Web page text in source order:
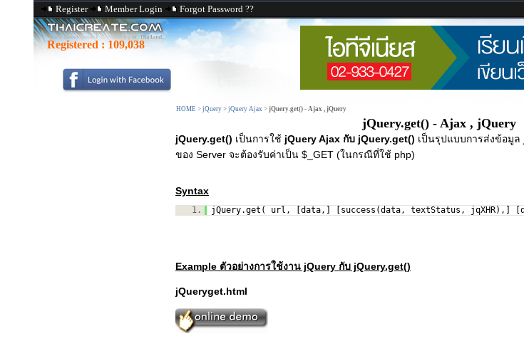
Register Member Login Forgot Password ??
Registered : 109,038
HOME > jQuery > jQuery Ajax > jQuery.get() - Ajax , jQuery
jQuery.get() - Ajax , jQuery
jQuery.get() เป็นการใช้ jQuery Ajax กับ jQuery.get() เป็นรุปแบบการส่งข้อมูล
ของ Server จะต้องรับค่าเป็น $_GET (ในกรณีที่ใช้ php)
Syntax
1. jQuery.get( url, [data,] [success(data, textStatus, jqXHR),]
Example ตัวอย่างการใช้งาน jQuery กับ jQuery.get()
jQueryget.html